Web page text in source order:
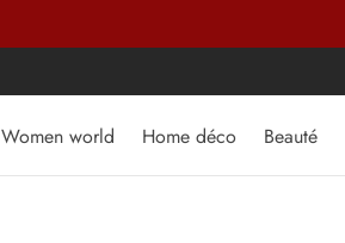
Women world Home déco Beauté